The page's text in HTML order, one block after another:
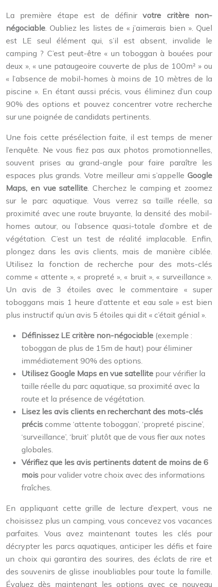
La première étape est de définirvotre critère non-
négociable . Oubliez les listes de « j’aimerais bien ». Quel
est LE seul élément qui, s’il est absent, invalide le
camping ? C’est peut-être « un toboggan à bouées pour
deux », « une pataugeoire couverte de plus de 100m² » ou
« l’absence de mobil-homes à moins de 10 mètres de la
piscine ». En étant aussi précis, vous éliminez d’un coup
90% des options et pouvez concentrer votre recherche
sur une poignée de candidats pertinents.
Une fois cette présélection faite, il est temps de mener
l’enquête. Ne vous fiez pas aux photos promotionnelles,
souvent prises au grand-angle pour faire paraître les
espaces plus grands. Votre meilleur ami s’appelle Google
Maps, en vue satellite . Cherchez le camping et zoomez
sur le parc aquatique. Vous verrez sa taille réelle, sa
proximité avec une route bruyante, la densité des mobil-
homes autour, ou l’absence quasi-totale d’ombre et de
végétation. C’est un test de réalité implacable. Enfin,
plongez dans les avis clients, mais de manière ciblée.
Utilisez la fonction de recherche pour des mots-clés
comme « attente », « propreté », « bruit », « surveillance ».
Un avis de 3 étoiles avec le commentaire « super
toboggans mais 1 heure d’attente et eau sale » est bien
plus instructif qu’un avis 5 étoiles qui dit « c’était génial ».
Définissez LE critère non-négociable (exemple :
toboggan de plus de 15m de haut) pour éliminer
immédiatement 90% des options.
Utilisez Google Maps en vue satellite pour vérifier la
taille réelle du parc aquatique, sa proximité avec la
route et la présence de végétation.
Lisez les avis clients en recherchant des mots-clés
précis comme ‘attente toboggan’, ‘propreté piscine’,
‘surveillance’, ‘bruit’ plutôt que de vous fier aux notes
globales.
Vérifiez que les avis pertinents datent de moins de 6
mois pour valider votre choix avec des informations
fraîches.
En appliquant cette grille de lecture d’expert, vous ne
choisissez plus un camping, vous concevez vos vacances
parfaites. Vous avez maintenant toutes les clés pour
décrypter les parcs aquatiques, anticiper les défis et faire
un choix qui garantira des sourires, des éclats de rire et
des souvenirs de glisse inoubliables pour toute la famille.
Évaluez dès maintenant les options avec ce nouveau